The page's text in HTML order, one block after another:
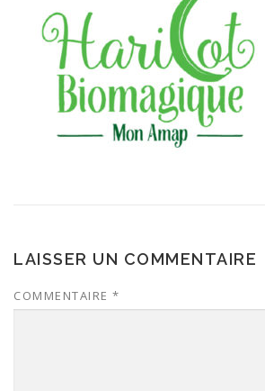
LAISSER UN COMMENTAIRE
COMMENTAIRE *